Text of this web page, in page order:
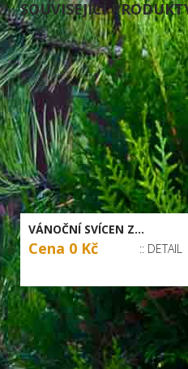
SOUVISEJÍCÍ
VÁNOČNÍ SVÍCEN Z...
Cena 0 Kč :: DETAIL